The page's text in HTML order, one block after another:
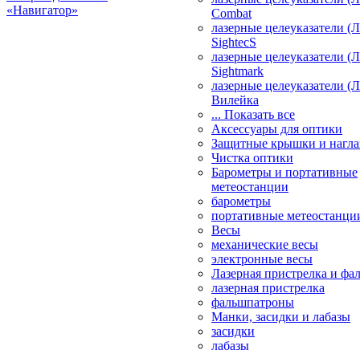
Combat
лазерные целеуказатели
SightecS
лазерные целеуказатели
Sightmark
лазерные целеуказатели
Вилейка
... Показать все
Аксессуары для оптики
Защитные крышки и
Чистка оптики
Барометры и портативные
метеостанции
барометры
портативные
Весы
механические весы
электронные весы
Лазерная пристрелка и
лазерная пристрелка
фальшпатроны
Манки, засидки и лабазы
засидки
лабазы